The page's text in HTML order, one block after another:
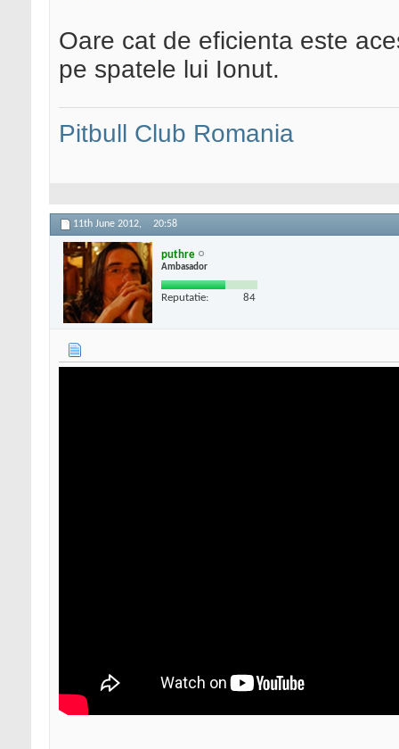
Oare cat de eficienta este
pe spatele lui Ionut.
Pitbull Club Romania
11th June 2012, 20:58
puthre
Ambasador
Reputatie: 84